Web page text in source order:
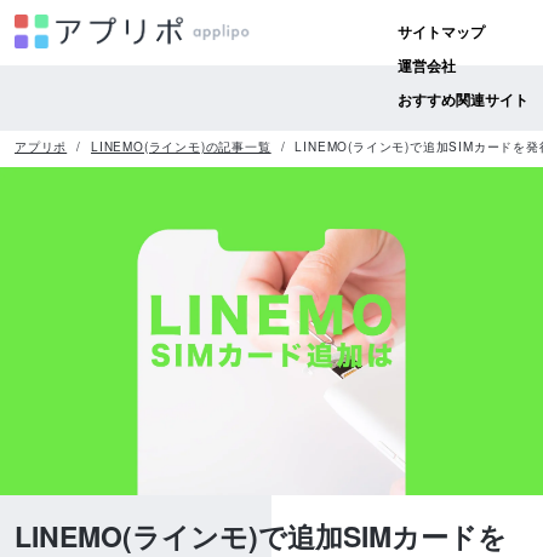
サイトマップ
運営会社
おすすめ関連サイト
アプリポ LINEMO(ラインモ)の記事一覧 LINEMO(ラインモ)で追加SIMカードを
LINEMO(ラインモ)で追加SIMカードを